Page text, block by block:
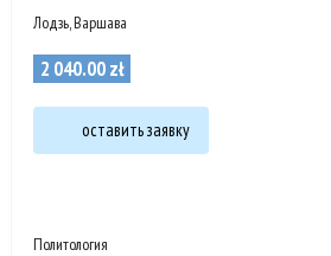
Лодзь, Варшава
2 040.00zł
оставить заявку
Политология